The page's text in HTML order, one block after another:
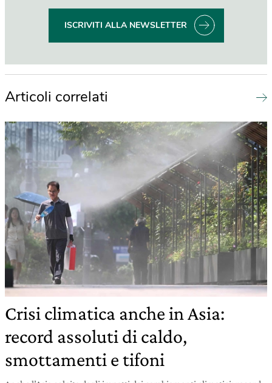
ISCRIVITI ALLA NEWSLETTER
Articoli correlati
Crisi climatica anche in Asia:
record assoluti di caldo,
smottamenti e tifoni